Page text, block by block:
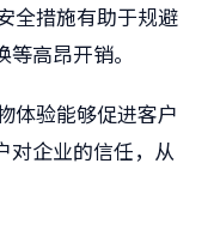
全措施有助于规避
高昂开销。
体验能够促进客户
对企业的信任，从